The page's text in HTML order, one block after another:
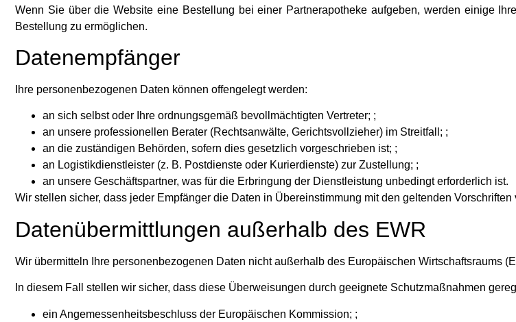
Wenn Sie über die Website eine Bestellung bei einer Partnerapotheke aufgeben, werden einige
Bestellung zu ermöglichen.
Datenempfänger
Ihre personenbezogenen Daten können offengelegt werden:
an sich selbst oder Ihre ordnungsgemäß bevollmächtigten Vertreter; ;
an unsere professionellen Berater (Rechtsanwälte, Gerichtsvollzieher) im Streitfall; ;
an die zuständigen Behörden, sofern dies gesetzlich vorgeschrieben ist; ;
an Logistikdienstleister (z. B. Postdienste oder Kurierdienste) zur Zustellung; ;
an unsere Geschäftspartner, was für die Erbringung der Dienstleistung unbedingt erforderlich ist.
Wir stellen sicher, dass jeder Empfänger die Daten in Übereinstimmung mit den geltenden Vorschriften
Datenübermittlungen außerhalb des EWR
Wir übermitteln Ihre personenbezogenen Daten nicht außerhalb des Europäischen Wirtschaftsraums
In diesem Fall stellen wir sicher, dass diese Überweisungen durch geeignete Schutzmaßnahmen
ein Angemessenheitsbeschluss der Europäischen Kommission; ;